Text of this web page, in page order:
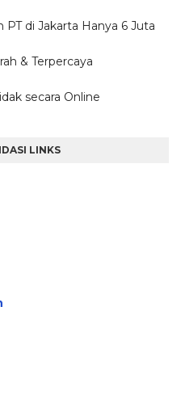
di Jakarta Hanya 6 Juta
& Terpercaya
secara Online
LINKS